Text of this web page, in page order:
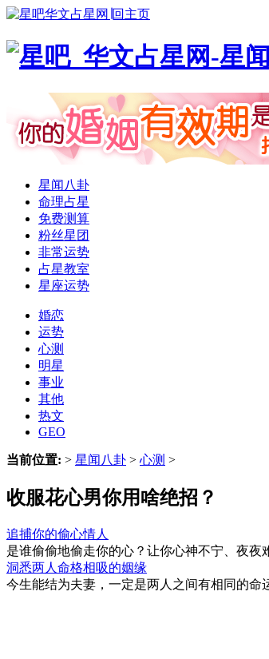
华文占星网∣回主页
星闻八卦
命理占星
免费测算
粉丝星团
非常运势
占星教室
星座运势
婚恋
运势
心测
明星
事业
其他
热文
GEO
当前位置: > 星闻八卦 > 心测 >
收服花心男你用啥绝招？
追捕你的偷心情人
是谁偷偷地偷走你的心？让你心神不宁、夜
洞悉两人命格相吸的姻缘
今生能结为夫妻，一定是两人之间有相同的